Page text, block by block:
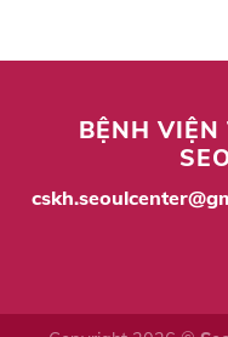
BỆNH VIỆN